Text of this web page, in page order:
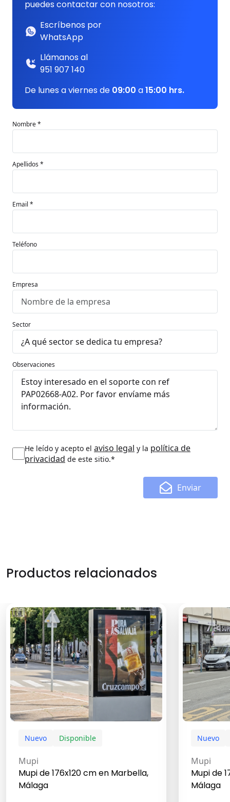
puedes contactar con nosotros:
Escríbenos por
WhatsApp
Llámanos al
951 907 140
De lunes a viernes de 09:00 a15:00 hrs.
Nombre *
Apellidos *
Email *
Teléfono
Empresa
Sector
Observaciones
He leído y acepto el aviso legal y la política de
privacidad de este sitio.*
Enviar
Productos relacionados
Nuevo Disponible
Mupi
Mupi de 176x120 cm en Marbella,
Málaga
Nuevo
Mupi
Mupi de
Málaga